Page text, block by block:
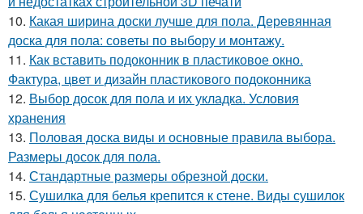
10. Какая ширина доски лучше для пола. Деревянная
доска для пола: советы по выбору и монтажу.
11. Как вставить подоконник в пластиковое окно.
Фактура, цвет и дизайн пластикового подоконника
12. Выбор досок для пола и их укладка. Условия
хранения
13. Половая доска виды и основные правила выбора.
Размеры досок для пола.
14. Стандартные размеры обрезной доски.
15. Сушилка для белья крепится к стене. Виды сушилок